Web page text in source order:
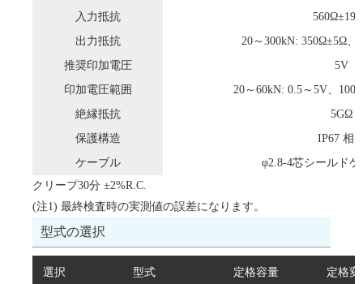
入力抵抗
出力抵抗
20～300kN: 350Ω±5Ω、
推奨印加電圧
5V
印加電圧範囲
20～60kN: 0.5～5V、100
絶縁抵抗
5GΩ
保護構造
IP67 相
ケーブル
φ2.8-4芯シールドケ
クリープ30分 ±2%R.C.
(注1) 最終検査時の実測値の誤差になります。
型式の選択
選択 型式 定格容量 定格変